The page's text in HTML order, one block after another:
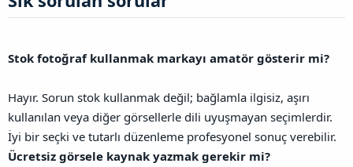
Stok fotoğraf kullanmak markayı amatör gösterir mi?
Hayır. Sorun stok kullanmak değil; bağlamla ilgisiz, aşırı
kullanılan veya diğer görsellerle dili uyuşmayan seçimlerdir.
İyi bir seçki ve tutarlı düzenleme profesyonel sonuç verebilir.
Ücretsiz görsele kaynak yazmak gerekir mi?